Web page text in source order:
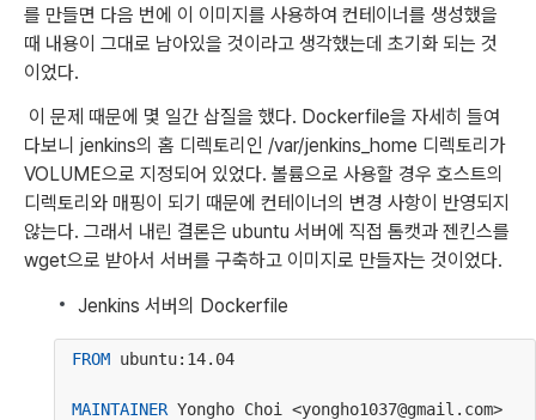
를 만들면 다음 번에 이 이미지를 사용하여 컨테이너를 생성했을
때 내용이 그대로 남아있을 것이라고 생각했는데 초기화 되는 것
이었다.
다보니 jenkins의 홈 디렉토리인 /var/jenkins_home 디렉토리가
VOLUME으로 지정되어 있었다. 볼륨으로 사용할 경우 호스트의
디렉토리와 매핑이 되기 때문에 컨테이너의 변경 사항이 반영되지
않는다. 그래서 내린 결론은 ubuntu 서버에 직접 톰캣과 젠킨스를
wget으로 받아서 서버를 구축하고 이미지로 만들자는 것이었다.
Jenkins 서버의 Dockerfile
FROM ubuntu:14.04
MAINTAINER Yongho Choi <yongho1037@gmail.com>